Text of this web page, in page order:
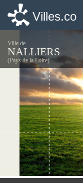
Villes.co
Ville de
NALLIERS
(Pays de la Loire)
Villes.co